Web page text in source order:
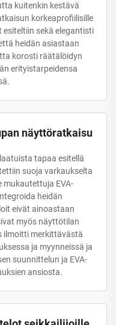
kuitenkin kestävä
korkeaprofiilisille
sekä elegantisti
heidän asiastaan
korosti räätälöidyn
erityistarpeidensa
näyttöratkaisu
tapaa esitellä
suoja varkaukselta
mukautettuja EVA-
heidän
eivät ainoastaan
myös näyttötilan
ilmoitti merkittävästä
ja myynneissä ja
suunnittelun ja EVA-
ansiosta.